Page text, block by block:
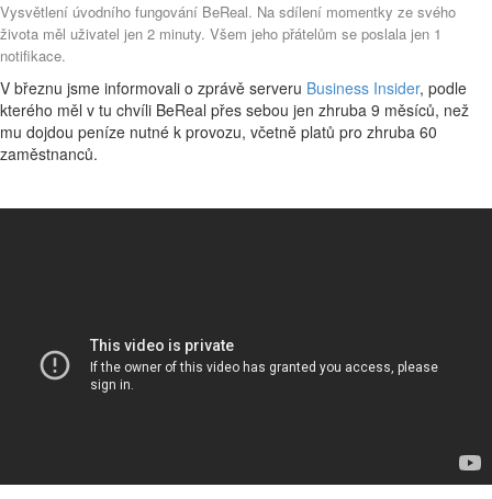
Vysvětlení úvodního fungování BeReal. Na sdílení momentky ze svého
života měl uživatel jen 2 minuty. Všem jeho přátelům se poslala jen 1
notifikace.
V březnu jsme informovali o zprávě serveru Business Insider, podle
kterého měl v tu chvíli BeReal přes sebou jen zhruba 9 měsíců, než
mu dojdou peníze nutné k provozu, včetně platů pro zhruba 60
zaměstnanců.